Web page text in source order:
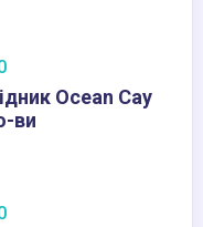
Ocean Cay
ви